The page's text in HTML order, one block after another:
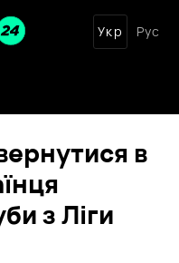
Укр Рус
в
з Ліги